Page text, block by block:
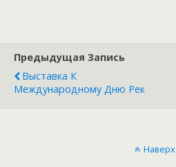
Предыдущая Запись
Выставка К
Международному Дню Рек
Наверх